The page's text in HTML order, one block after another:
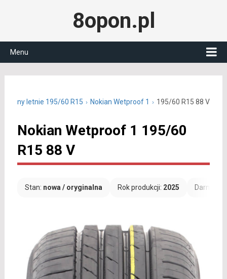
8opon.pl
Menu
Opony letnie 195/60 R15 Nokian Wetproof 1 195/60 R15 88 V
Nokian Wetproof 1 195/60
R15 88 V
Stan: nowa / oryginalna Rok produkcji: 2025